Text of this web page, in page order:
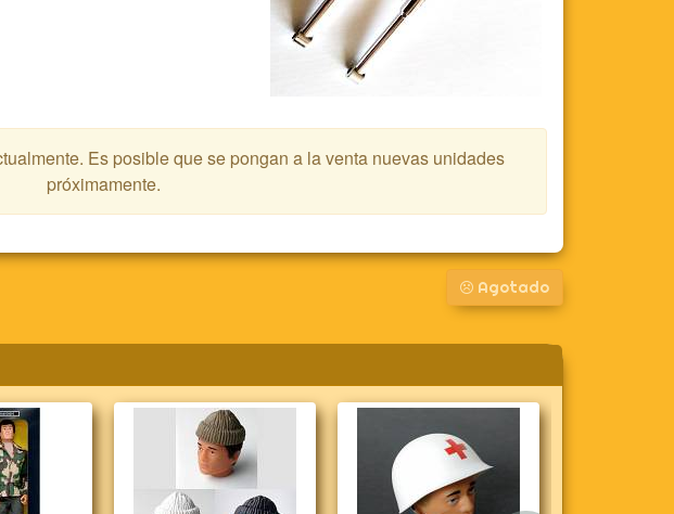
Es posible que se pongan a la venta nuevas unidades
próximamente.
Agotado